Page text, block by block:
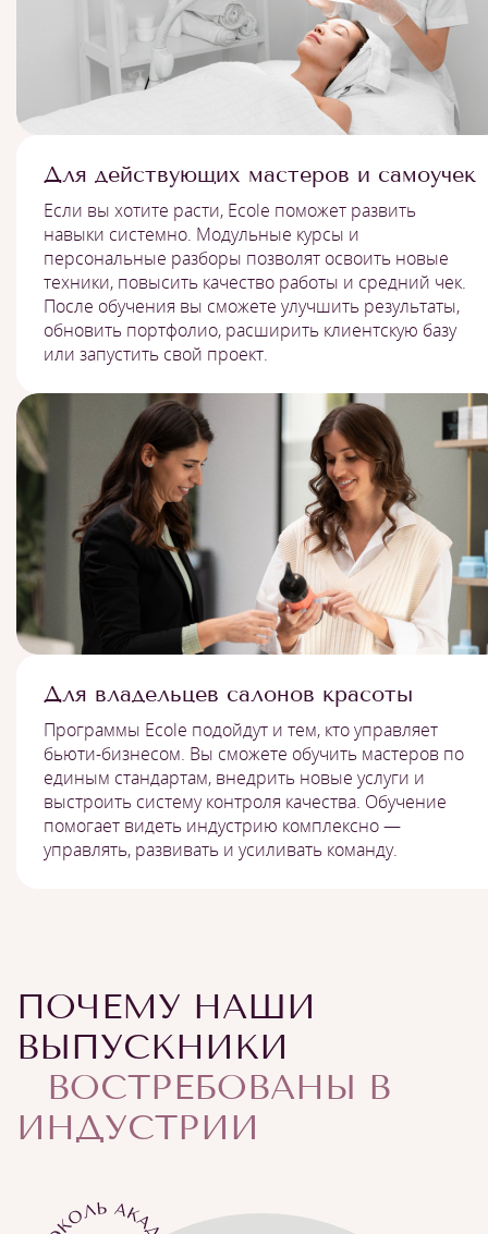
Для действующих мастеров и самоучек
Если вы хотите расти, Ecole поможет развить
навыки системно. Модульные курсы и
персональные разборы позволят освоить новые
техники, повысить качество работы и средний чек.
После обучения вы сможете улучшить результаты,
обновить портфолио, расширить клиентскую базу
или запустить свой проект.
Для владельцев салонов красоты
Программы Ecole подойдут и тем, кто управляет
бьюти-бизнесом. Вы сможете обучить мастеров по
единым стандартам, внедрить новые услуги и
выстроить систему контроля качества. Обучение
помогает видеть индустрию комплексно —
управлять, развивать и усиливать команду.
ПОЧЕМУ НАШИ
ВЫПУСКНИКИ
ВОСТРЕБОВАНЫ В
ИНДУСТРИИ